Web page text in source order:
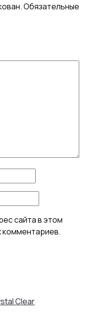
Обязательные
сайта в этом